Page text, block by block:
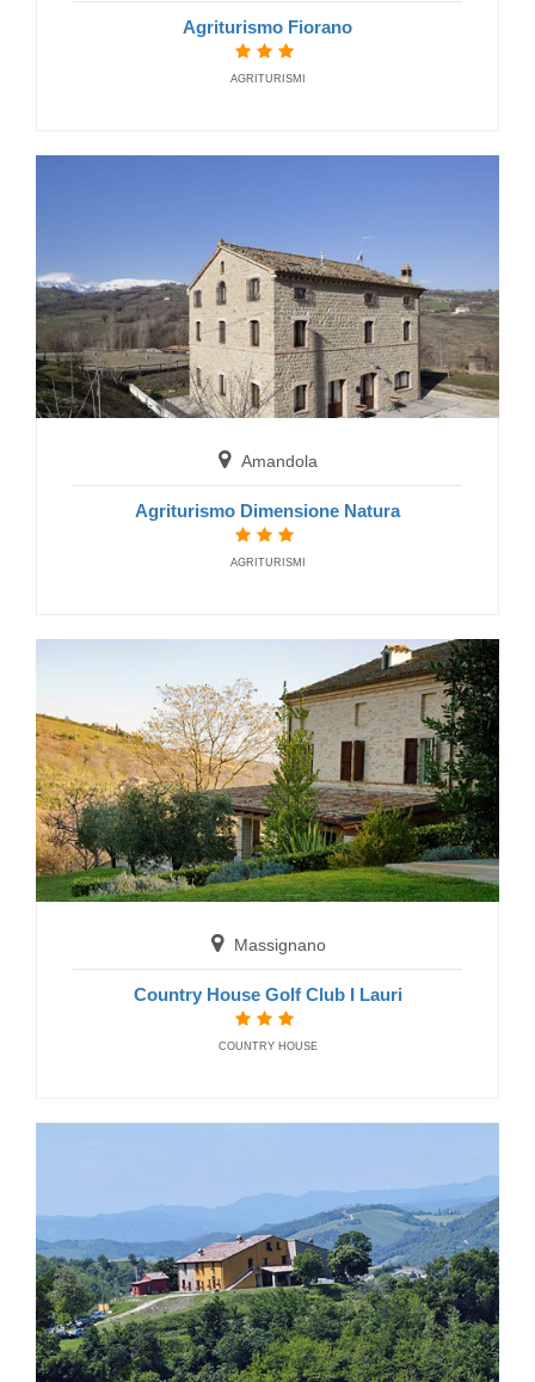
Mombaroccio
B&B L'Infinito
BED AND BREAKFAST
Muccia
Casa Vacanze Eremo Beato Rizzeiro
Bolognola
Rifugio Pintura
HOTELS
Agriturismo Fiorano
AGRITURISMI
Amandola
Agriturismo Dimensione Natura
AGRITURISMI
Massignano
Country House Golf Club I Lauri
COUNTRY HOUSE